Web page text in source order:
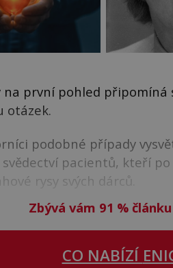
na první pohled
otázek.
podobné případy
pacientů, kteří
rysy svých dárců.
Zbývá vám 91 %
CO NABÍZÍ